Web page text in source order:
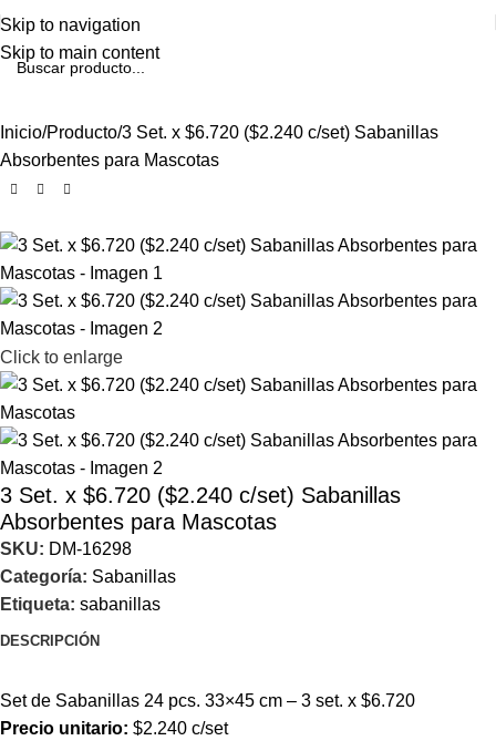
Skip to navigation
Skip to main content
Inicio Producto 3 Set. x $6.720 ($2.240 c/set) Sabanillas
Absorbentes para Mascotas
Click to enlarge
3 Set. x $6.720 ($2.240 c/set) Sabanillas
Absorbentes para Mascotas
SKU: DM-16298
Categoría: Sabanillas
Etiqueta: sabanillas
DESCRIPCIÓN
Set de Sabanillas 24 pcs. 33×45 cm – 3 set. x $6.720
Precio unitario: $2.240 c/set